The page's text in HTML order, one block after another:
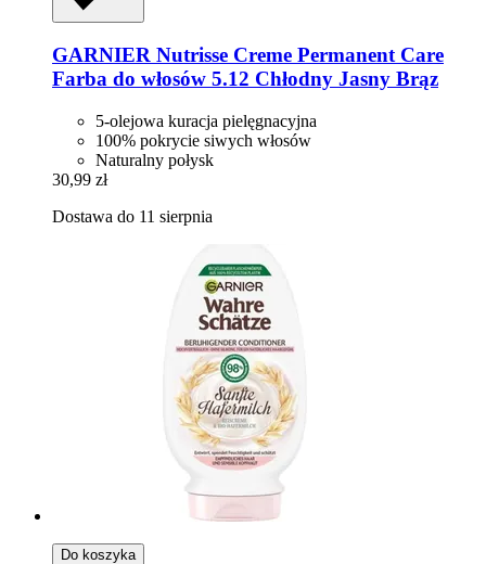
GARNIER Nutrisse Creme Permanent Care
Farba do włosów 5.12 Chłodny Jasny Brąz
5-olejowa kuracja pielęgnacyjna
100% pokrycie siwych włosów
Naturalny połysk
30,99 zł
Dostawa do 11 sierpnia
Do koszyka